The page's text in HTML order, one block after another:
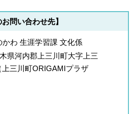
問い合わせ先】
わ 生涯学習課 文化係
県河内郡上三川町大字上三
上三川町ORIGAMIプラザ